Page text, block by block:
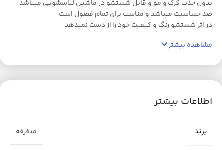
بدون جذب کرک و مو و قابل شستشو در ماشین لباسشویی میباشد
ضد حساسیت میباشد و مناسب برای تمام فصول است
در اثر شستشو رنگ و کیفیت خود را از دست نمیدهد
مشاهده بیشتر
اطلاعات بیشتر
برند متفرقه